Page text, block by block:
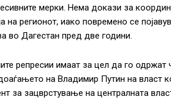
мерки. Нема докази за
на регионот, иако повремено се
во Дагестан пред две години.
репресии имаат за цел да го одржат
на Владимир Путин на власт
за зацврстување на централната